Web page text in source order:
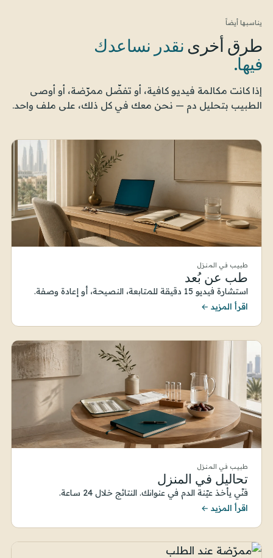
يناسبها أيضاً
طرق أخرى نقدر نساعدك
فيها.
إذا كانت مكالمة فيديو كافية، أو تفضّل ممرّضة، أو أوصى
الطبيب بتحليل دم — نحن معك في كل ذلك، على ملف واحد.
طبيب في المنزل
طب عن بُعد
استشارة فيديو 15 دقيقة للمتابعة، النصيحة، أو إعادة وصفة.
اقرأ المزيد ←
طبيب في المنزل
تحاليل في المنزل
فنّي يأخذ عيّنة الدم في عنوانك. النتائج خلال 24 ساعة.
اقرأ المزيد ←